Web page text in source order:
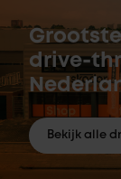
drive-
Bekijk alle